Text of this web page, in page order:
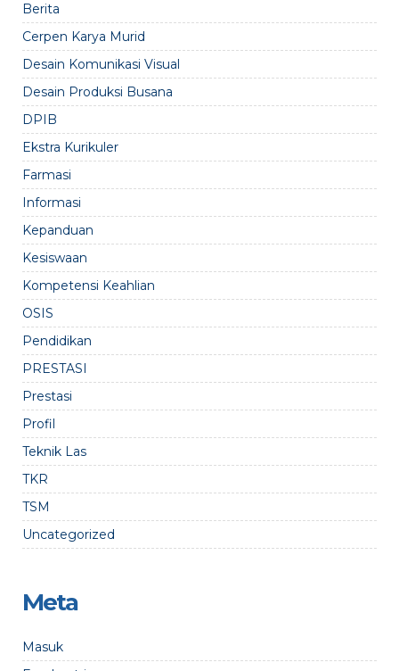
Berita
Cerpen Karya Murid
Desain Komunikasi Visual
Desain Produksi Busana
DPIB
Ekstra Kurikuler
Farmasi
Informasi
Kepanduan
Kesiswaan
Kompetensi Keahlian
OSIS
Pendidikan
PRESTASI
Prestasi
Profil
Teknik Las
TKR
TSM
Uncategorized
Meta
Masuk